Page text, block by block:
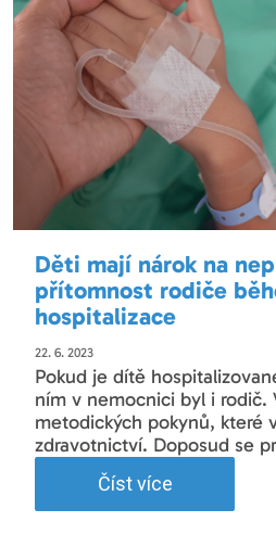
Děti mají nárok na
přítomnost rodiče
hospitalizace
22. 6. 2023
Pokud je dítě
ním v nemocnici byl i rodič.
metodických pokynů, které
zdravotnictví. Doposud se
Číst více